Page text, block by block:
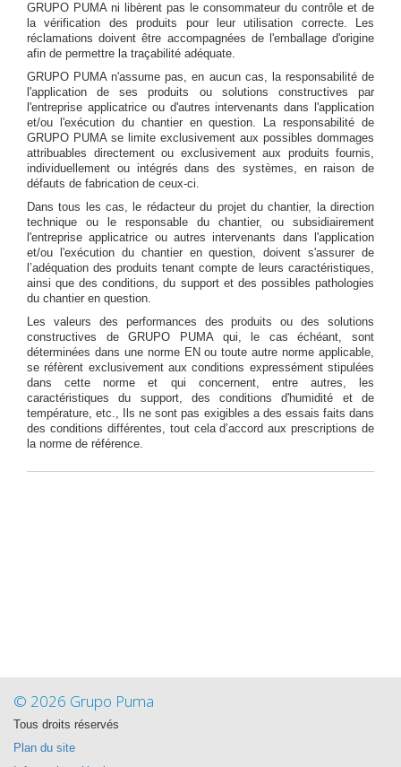
GRUPO PUMA ni libèrent pas le consommateur du contrôle et de
la vérification des produits pour leur utilisation correcte. Les
réclamations doivent être accompagnées de l'emballage d'origine
afin de permettre la traçabilité adéquate.
GRUPO PUMA n'assume pas, en aucun cas, la responsabilité de
l'application de ses produits ou solutions constructives par
l'entreprise applicatrice ou d'autres intervenants dans l'application
et/ou l'exécution du chantier en question. La responsabilité de
GRUPO PUMA se limite exclusivement aux possibles dommages
attribuables directement ou exclusivement aux produits fournis,
individuellement ou intégrés dans des systèmes, en raison de
défauts de fabrication de ceux-ci.
Dans tous les cas, le rédacteur du projet du chantier, la direction
technique ou le responsable du chantier, ou subsidiairement
l'entreprise applicatrice ou autres intervenants dans l'application
et/ou l'exécution du chantier en question, doivent s'assurer de
l’adéquation des produits tenant compte de leurs caractéristiques,
ainsi que des conditions, du support et des possibles pathologies
du chantier en question.
Les valeurs des performances des produits ou des solutions
constructives de GRUPO PUMA qui, le cas échéant, sont
déterminées dans une norme EN ou toute autre norme applicable,
se réfèrent exclusivement aux conditions expressément stipulées
dans cette norme et qui concernent, entre autres, les
caractéristiques du support, des conditions d'humidité et de
température, etc., Ils ne sont pas exigibles a des essais faits dans
des conditions différentes, tout cela d’accord aux prescriptions de
la norme de référence.
© 2026 Grupo Puma
Tous droits réservés
Plan du site